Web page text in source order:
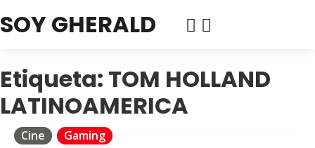
SOY GHERALD
Etiqueta: TOM HOLLAND
LATINOAMERICA
Cine Gaming